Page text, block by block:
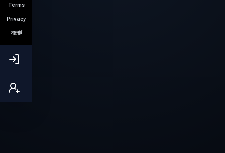
Terms
Privacy
সাপোর্ট